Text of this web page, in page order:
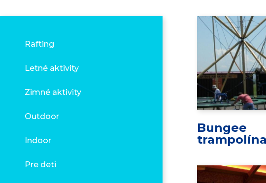
Rafting
Letné aktivity
Zimné aktivity
Outdoor
Indoor
Pre deti
Bungee
trampolína